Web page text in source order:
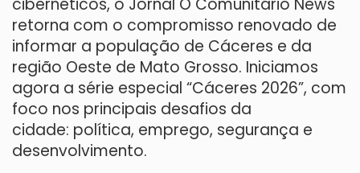
cibernéticos, o Jornal O Comunitário News
retorna com o compromisso renovado de
informar a população de Cáceres e da
região Oeste de Mato Grosso. Iniciamos
agora a série especial “Cáceres 2026”, com
foco nos principais desafios da
cidade: política, emprego, segurança e
desenvolvimento.